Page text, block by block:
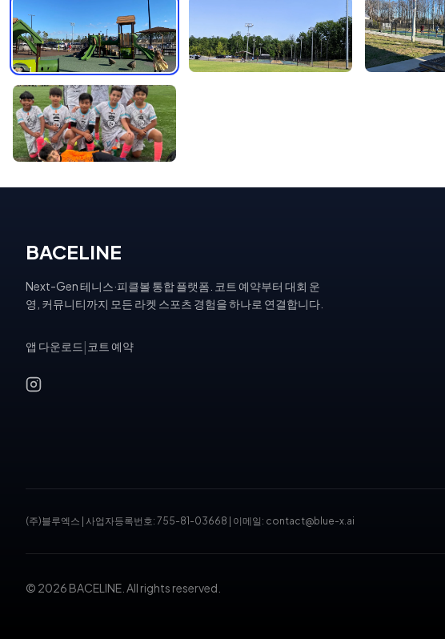
BACELINE
Next-Gen 테니스·피클볼 통합 플랫폼. 코트 예약부터 대회 운
영, 커뮤니티까지 모든 라켓 스포츠 경험을 하나로 연결합니다.
앱 다운로드 코트 예약
(주)블루엑스 사업자등록번호: 755-81-03668 이메일: contact@blue-x.ai
© 2026 BACELINE. All rights reserved.